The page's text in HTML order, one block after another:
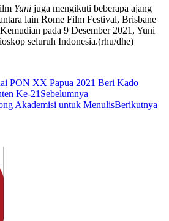
Yuni juga mengikuti beberapa ajang
lain Rome Film Festival, Brisbane
pada 9 Desember 2021, Yuni
seluruh Indonesia.(rhu/dhe)
PON XX Papua 2021 Beri Kado
Ke-21 Sebelumnya
Akademisi untuk MenulisBerikutnya